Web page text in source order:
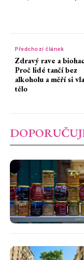
Předchozí článek
Zdravý rave a
Proč lidé tančí bez
alkoholu a měří si
tělo